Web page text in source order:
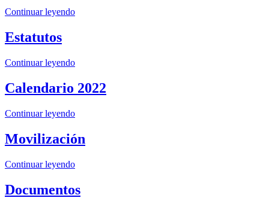
Continuar leyendo
Estatutos
Continuar leyendo
Calendario 2022
Continuar leyendo
Movilización
Continuar leyendo
Documentos